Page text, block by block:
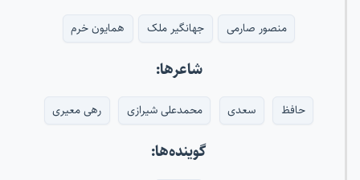
منصور صارمی جهانگیر ملک همایون خرم
شاعرها:
حافظ سعدی محمدعلی شیرازی رهی معیری
گوینده‌ها: